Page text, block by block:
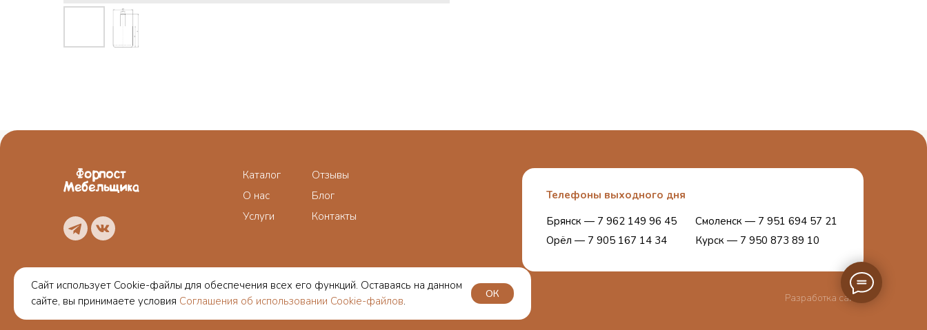
Сайт использует Cookie-файлы для обеспечения всех его функций. Оставаясь на данном
сайте, вы принимаете условия Соглашения об использовании Cookie-файлов.
ОК
Каталог
Пользовательское соглашение
Политика конфиденциальности
О нас
Блог
Контакты
Разработка сайта
Услуги
Отзывы
Брянск — 7 962 149 96 45
Орёл — 7 905 167 14 34
Смоленск — 7 951 694 57 21
Курск — 7 950 873 89 10
Телефоны выходного дня